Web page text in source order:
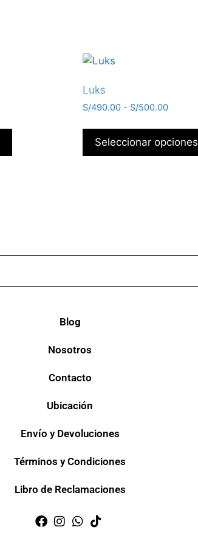
Luks
S/490.00 - S/500.00
Seleccionar opciones
Blog
Nosotros
Contacto
Ubicación
Envío y Devoluciones
Términos y Condiciones
Libro de Reclamaciones